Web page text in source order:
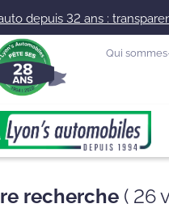
depuis 32 ans :
Qui
recherche ( 26